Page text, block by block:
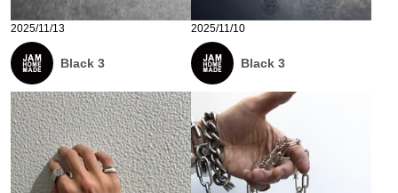
2025/11/13
Black 3
2025/11/10
Black 3